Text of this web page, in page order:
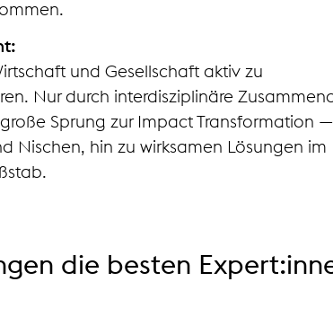
und Gesellschaft aktiv zu
Nur durch interdisziplinäre
Sprung zur Impact Transformation
Nischen, hin zu wirksamen Lösungen im
die besten